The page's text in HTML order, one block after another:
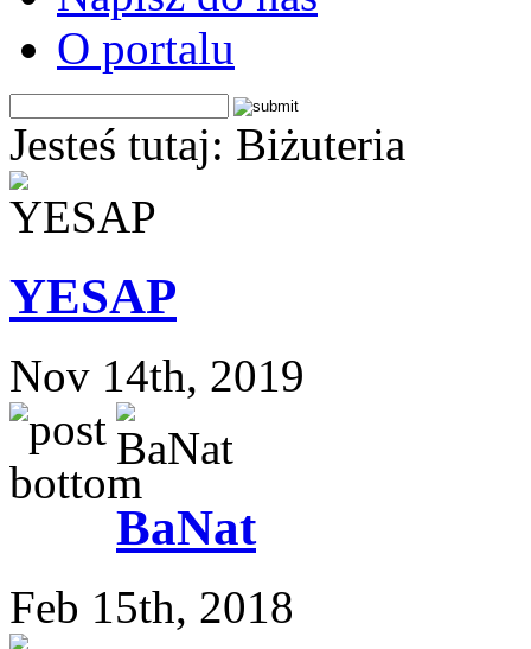
O portalu
Jesteś tutaj: Biżuteria
YESAP
Nov 14th, 2019
BaNat
Feb 15th, 2018